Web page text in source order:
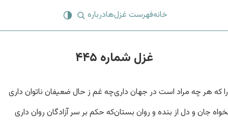
خانهفهرست غزل‌هادرباره
غزل شماره ۴۴۵
که هر چه مراد است در جهان داریچه غم ز حال ضعیفان ناتوان داری
جان و دل از بنده و روان بستانکه حکم بر سر آزادگان روان داری